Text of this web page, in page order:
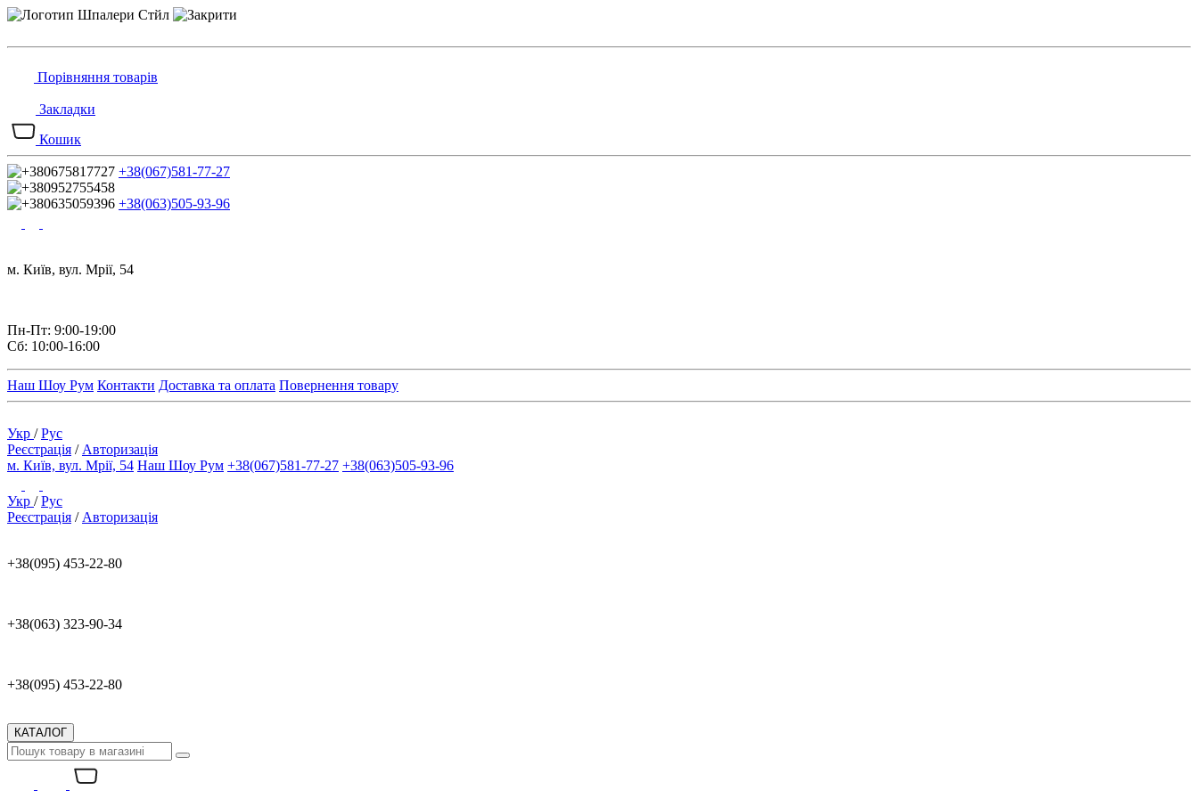
Порівняння товарів
Закладки
Кошик
+38(067)581-77-27
+38(063)505-93-96
м. Київ, вул. Мрії, 54
Пн-Пт: 9:00-19:00
Сб: 10:00-16:00
Наш Шоу Рум Контакти Доставка та оплата Повернення товару
Укр /Рус
Реєстрація / Авторизація
м. Київ, вул. Мрії, 54 Наш Шоу Рум +38(067)581-77-27 +38(063)505-93-96
Укр /Рус
Реєстрація / Авторизація
+38(095) 453-22-80
+38(063) 323-90-34
+38(095) 453-22-80
КАТАЛОГ